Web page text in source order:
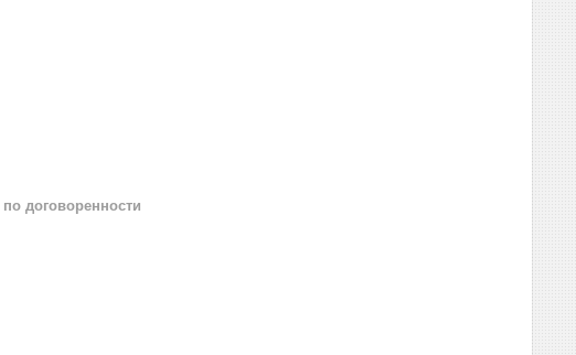
по договоренности